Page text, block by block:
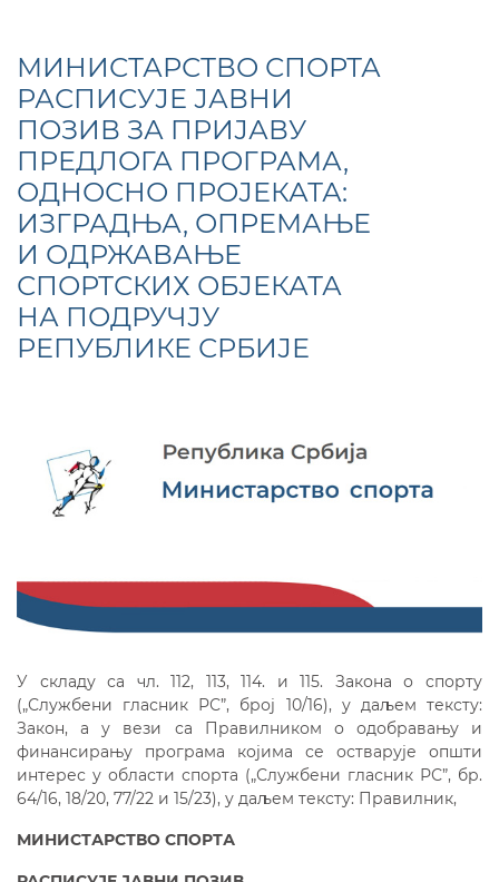
МИНИСТАРСТВО СПОРТА
РАСПИСУЈЕ ЈАВНИ
ПОЗИВ ЗА ПРИЈАВУ
ПРЕДЛОГА ПРОГРАМА,
ОДНОСНО ПРОЈЕКАТА:
ИЗГРАДЊА, ОПРЕМАЊЕ
И ОДРЖАВАЊЕ
СПОРТСКИХ ОБЈЕКАТА
НА ПОДРУЧЈУ
РЕПУБЛИКЕ СРБИЈЕ
У складу са чл. 112, 113, 114. и 115. Закона о спорту
(„Службени гласник РС”, број 10/16), у даљем тексту:
Закон, а у вези са Правилником о одобравању и
финансирању програма којима се остварује општи
интерес у области спорта („Службени гласник РС”, бр.
64/16, 18/20, 77/22 и 15/23), у даљем тексту: Правилник,
МИНИСТАРСТВО СПОРТА